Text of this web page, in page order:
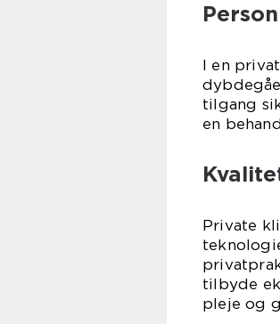
I en
tilgang
en
Private
tilbyde
pleje og